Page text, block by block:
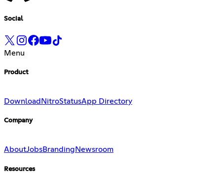
Social
Menu
Product
Download NitroStatusApp Directory
Company
AboutJobsBranding Newsroom
Resources